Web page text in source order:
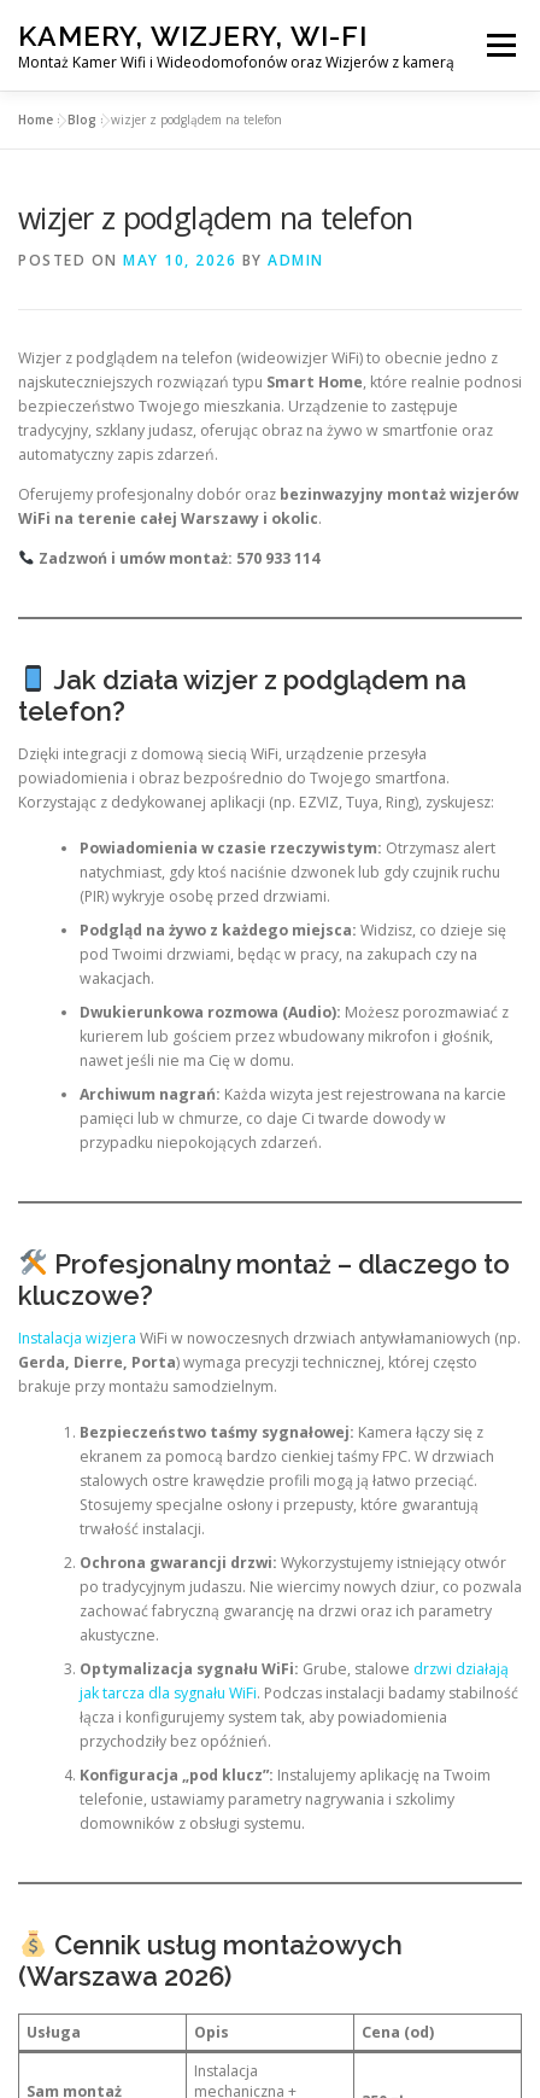
content
KAMERY, WIZJERY, WI-FI
Montaż Kamer Wifi i Wideodomofonów oraz Wizjerów z kamerą
Menu
MONTAŻ WIDEDOMOFONÓW
KONTAKT
PL
Home »Blog »wizjer z podglądem na telefon
wizjer z podglądem na telefon
POSTED ON MAY 10, 2026 BY ADMIN
Wizjer z podglądem na telefon (wideowizjer WiFi) to obecnie jedno z
najskuteczniejszych rozwiązań typu Smart Home, które realnie podnosi
bezpieczeństwo Twojego mieszkania. Urządzenie to zastępuje
tradycyjny, szklany judasz, oferując obraz na żywo w smartfonie oraz
automatyczny zapis zdarzeń.
Oferujemy profesjonalny dobór oraz bezinwazyjny montaż wizjerów
WiFi na terenie całej Warszawy i okolic.
Zadzwoń i umów montaż: 570 933 114
Jak działa wizjer z podglądem na
telefon?
Dzięki integracji z domową siecią WiFi, urządzenie przesyła
powiadomienia i obraz bezpośrednio do Twojego smartfona.
Korzystając z dedykowanej aplikacji (np. EZVIZ, Tuya, Ring), zyskujesz:
Powiadomienia w czasie rzeczywistym: Otrzymasz alert
natychmiast, gdy ktoś naciśnie dzwonek lub gdy czujnik ruchu
(PIR) wykryje osobę przed drzwiami.
Podgląd na żywo z każdego miejsca: Widzisz, co dzieje się
pod Twoimi drzwiami, będąc w pracy, na zakupach czy na
wakacjach.
Dwukierunkowa rozmowa (Audio): Możesz porozmawiać z
kurierem lub gościem przez wbudowany mikrofon i głośnik,
nawet jeśli nie ma Cię w domu.
Archiwum nagrań: Każda wizyta jest rejestrowana na karcie
pamięci lub w chmurze, co daje Ci twarde dowody w
przypadku niepokojących zdarzeń.
Profesjonalny montaż – dlaczego to
kluczowe?
Instalacja wizjera WiFi w nowoczesnych drzwiach antywłamaniowych (np.
Gerda, Dierre, Porta) wymaga precyzji technicznej, której często
brakuje przy montażu samodzielnym.
Bezpieczeństwo taśmy sygnałowej: Kamera łączy się z
ekranem za pomocą bardzo cienkiej taśmy FPC. W drzwiach
stalowych ostre krawędzie profili mogą ją łatwo przeciąć.
Stosujemy specjalne osłony i przepusty, które gwarantują
trwałość instalacji.
Ochrona gwarancji drzwi: Wykorzystujemy istniejący otwór
po tradycyjnym judaszu. Nie wiercimy nowych dziur, co pozwala
zachować fabryczną gwarancję na drzwi oraz ich parametry
akustyczne.
Optymalizacja sygnału WiFi: Grube, stalowe drzwi działają
jak tarcza dla sygnału WiFi. Podczas instalacji badamy stabilność
łącza i konfigurujemy system tak, aby powiadomienia
przychodziły bez opóźnień.
Konfiguracja „pod klucz”: Instalujemy aplikację na Twoim
telefonie, ustawiamy parametry nagrywania i szkolimy
domowników z obsługi systemu.
Cennik usług montażowych
(Warszawa 2026)
Usługa Opis Cena (od)
Sam montaż
Instalacja
mechaniczna +